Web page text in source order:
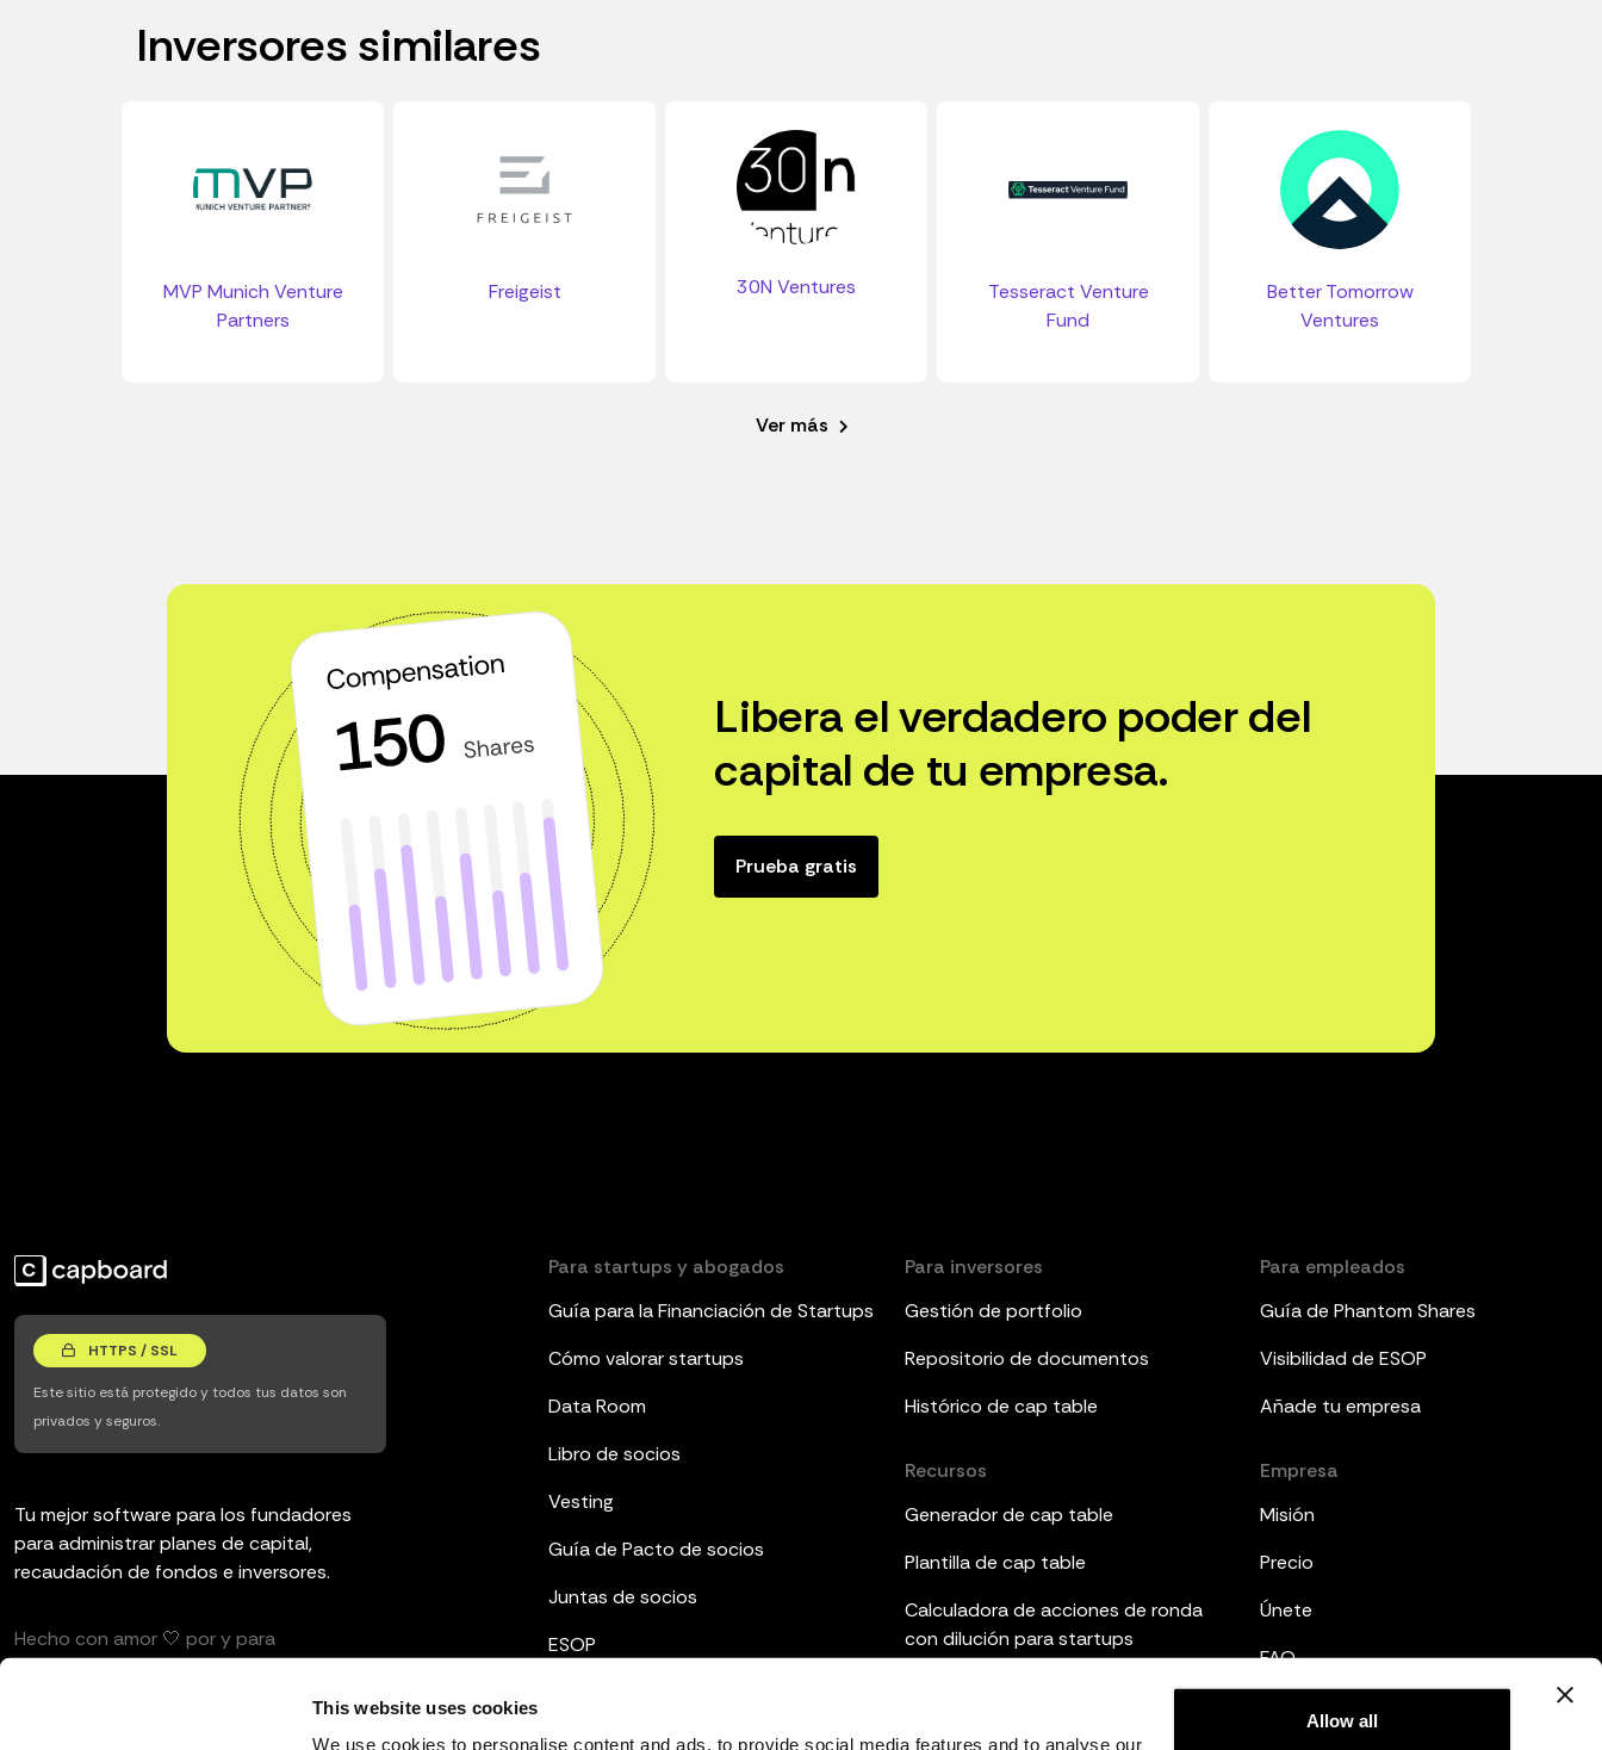
This website uses cookies
We use cookies to personalise content and ads, to provide social media features and to analyse our
Allow all
Inversores similares
MVP Munich Venture
Partners
Freigeist 30N Ventures
Tesseract Venture
Fund
Better Tomorrow
Ventures
Ver más
Libera el verdadero poder del
capital de tu empresa.
Prueba gratis
HTTPS / SSL
Este sitio está protegido y todos tus datos son
privados y seguros.
Tu mejor software para los fundadores
para administrar planes de capital,
recaudación de fondos e inversores.
Hecho con amor 🤍 por y para
Para startups y abogados
Guía para la Financiación de Startups
Cómo valorar startups
Data Room
Libro de socios
Vesting
Guía de Pacto de socios
Juntas de socios
ESOP
Para inversores
Gestión de portfolio
Repositorio de documentos
Histórico de cap table
Recursos
Generador de cap table
Plantilla de cap table
Calculadora de acciones de ronda
con dilución para startups
Plantillas de informes a inversores
Qué es el fully diluted
Para empleados
Guía de Phantom Shares
Visibilidad de ESOP
Añade tu empresa
Empresa
Misión
Precio
Únete
FAQ
Legal